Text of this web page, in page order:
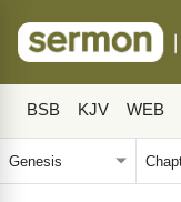
BSB KJV WEB